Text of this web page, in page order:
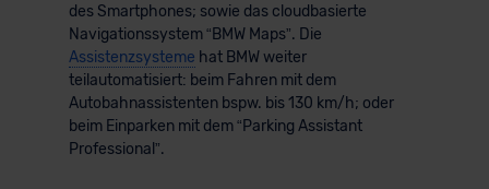
des Smartphones; sowie das cloudbasierte
Navigationssystem “BMW Maps”. Die
Assistenzsysteme hat BMW weiter
teilautomatisiert: beim Fahren mit dem
Autobahnassistenten bspw. bis 130 km/h; oder
beim Einparken mit dem “Parking Assistant
Professional”.